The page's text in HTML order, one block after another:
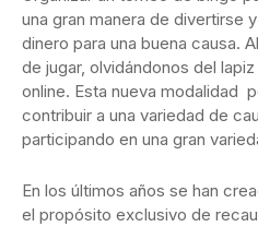
una gran manera de divertirse
dinero para una buena causa.
de jugar, olvidándonos del
online. Esta nueva modalidad
contribuir a una variedad de
participando en una gran
En los últimos años se han
el propósito exclusivo de